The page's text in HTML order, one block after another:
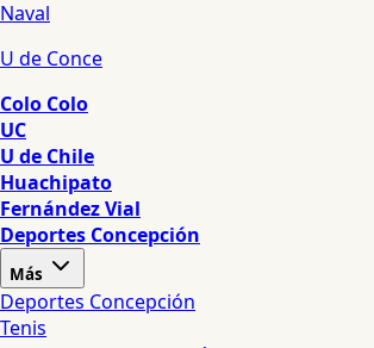
Naval
U de Conce
Colo Colo
UC
U de Chile
Huachipato
Fernández Vial
Deportes Concepción
Más
Deportes Concepción
Tenis